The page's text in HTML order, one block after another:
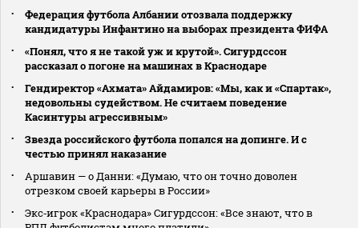
Федерация футбола Албании отозвала поддержку
кандидатуры Инфантино на выборах президента ФИФА
«Понял, что я не такой уж и крутой». Сигурдссон
рассказал о погоне на машинах в Краснодаре
Гендиректор «Ахмата» Айдамиров: «Мы, как и «Спартак»,
недовольны судейством. Не считаем поведение
Касинтуры агрессивным»
Звезда российского футбола попался на допинге. И с
честью принял наказание
Аршавин — о Данни: «Думаю, что он точно доволен
отрезком своей карьеры в России»
Экс‑игрок «Краснодара» Сигурдссон: «Все знают, что в